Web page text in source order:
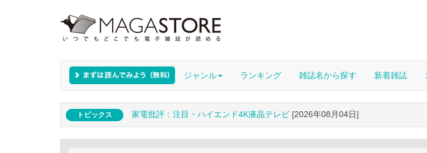
ジャンル ランキング 雑誌名から探す 新着雑誌
トピックス 家電批評：注目・ハイエンド4K液晶テレビ [2026年08月04日]